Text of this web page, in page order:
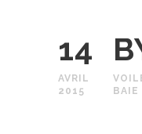
14
AVRIL
2015
BAIE